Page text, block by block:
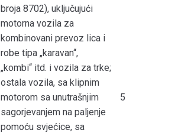
broja 8702), uključujući
motorna vozila za
kombinovani prevoz lica i
robe tipa „karavan“,
„kombi“ itd. i vozila za trke;
ostala vozila, sa klipnim
motorom sa unutrašnjim
sagorjevanjem na paljenje
pomoću svjećice, sa
5